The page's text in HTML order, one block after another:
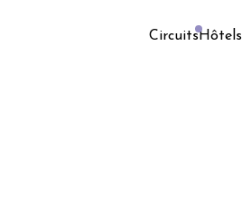
CircuitsHôtels